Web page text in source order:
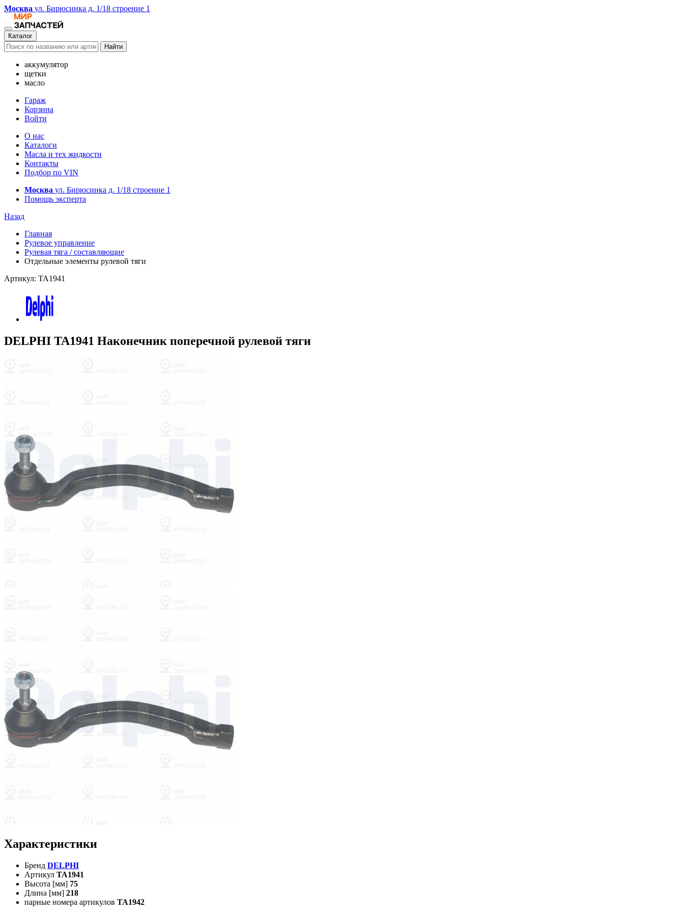
Москва ул. Бирюсинка д. 1/18 строение 1
Каталог
Найти
аккумулятор
щетки
масло
Гараж
Корзина
Войти
О нас
Каталоги
Масла и тех жидкости
Контакты
Подбор по VIN
Москва ул. Бирюсинка д. 1/18 строение 1
Помощь эксперта
Назад
Главная
Рулевое управление
Рулевая тяга / составляющие
Отдельные элементы рулевой тяги
Артикул: TA1941
DELPHI TA1941 Наконечник поперечной рулевой тяги
Характеристики
Бренд DELPHI
Артикул TA1941
Высота [мм] 75
Длина [мм] 218
парные номера артикулов TA1942